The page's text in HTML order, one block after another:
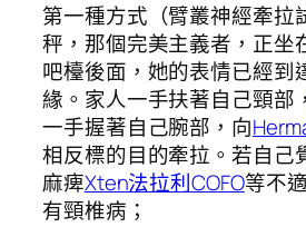
第一種方式（臂叢神經牽拉
秤，那個完美主義者，正坐
吧檯後面，她的表情已經到
緣。家人一手扶著自己頸部，
一手握著自己腕部，向
相反標的目的牽拉。若自己
麻痺Xten法拉利COFO等不
有頸椎病；